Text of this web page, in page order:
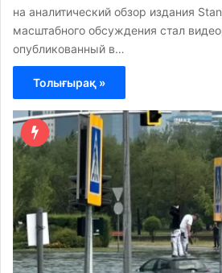
на аналитический обзор издания
масштабного обсуждения стал
опубликованный в…
Толығырақ »